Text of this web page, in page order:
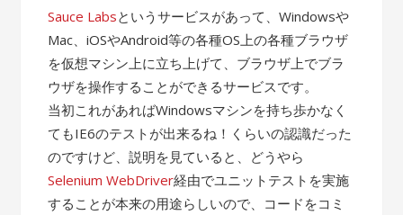
Sauce Labsというサービスがあって、Windowsや
Mac、iOSやAndroid等の各種OS上の各種ブラウザ
を仮想マシン上に立ち上げて、ブラウザ上でブラ
ウザを操作することができるサービスです。
当初これがあればWindowsマシンを持ち歩かなく
てもIE6のテストが出来るね！くらいの認識だった
のですけど、説明を見ていると、どうやら
Selenium WebDriver経由でユニットテストを実施
することが本来の用途らしいので、コードをコミ